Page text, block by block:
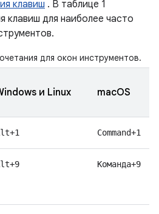
клавиш . В таблице 1
клавиш для наиболее часто
для окон инструментов.
и Linux macOS
Command+1
Команда+9